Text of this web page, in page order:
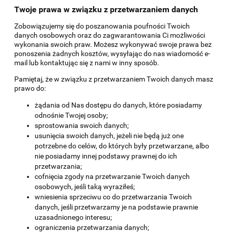
Twoje prawa w związku z przetwarzaniem danych
Zobowiązujemy się do poszanowania poufności Twoich
danych osobowych oraz do zagwarantowania Ci możliwości
wykonania swoich praw. Możesz wykonywać swoje prawa bez
ponoszenia żadnych kosztów, wysyłając do nas wiadomość e-
mail lub kontaktując się z nami w inny sposób.
Pamiętaj, że w związku z przetwarzaniem Twoich danych masz
prawo do:
żądania od Nas dostępu do danych, które posiadamy
odnośnie Twojej osoby;
sprostowania swoich danych;
usunięcia swoich danych, jeżeli nie będą już one
potrzebne do celów, do których były przetwarzane, albo
nie posiadamy innej podstawy prawnej do ich
przetwarzania;
cofnięcia zgody na przetwarzanie Twoich danych
osobowych, jeśli taką wyraziłeś;
wniesienia sprzeciwu co do przetwarzania Twoich
danych, jeśli przetwarzamy je na podstawie prawnie
uzasadnionego interesu;
ograniczenia przetwarzania danych;